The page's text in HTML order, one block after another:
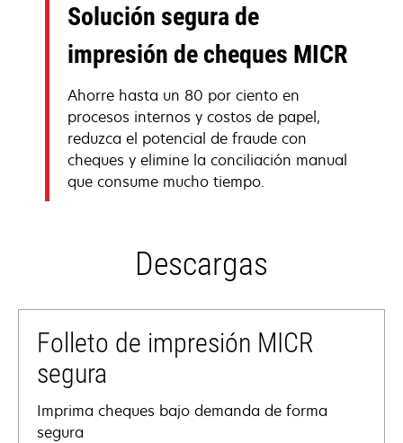
Solución segura de
impresión de cheques MICR
Ahorre hasta un 80 por ciento en
procesos internos y costos de papel,
reduzca el potencial de fraude con
cheques y elimine la conciliación manual
que consume mucho tiempo.
Descargas
Folleto de impresión MICR
segura
Imprima cheques bajo demanda de forma
segura